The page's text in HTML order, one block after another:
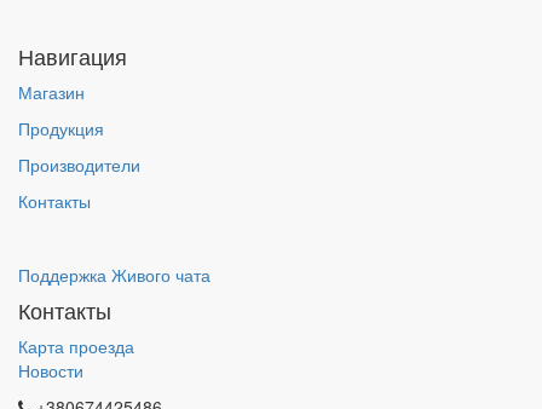
Навигация
Магазин
Продукция
Производители
Контакты
Поддержка Живого чата
Контакты
Карта проезда
Новости